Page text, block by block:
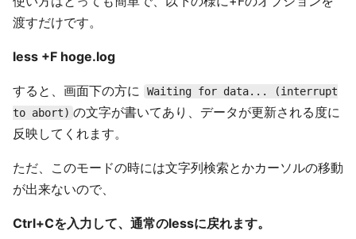
渡すだけです。
less +F hoge.log
すると、画面下の方に
Waiting for data... (interrupt
to abort) の文字が書いてあり、データが更新される度に
反映してくれます。
ただ、このモードの時には文字列検索とかカーソルの移動
が出来ないので、
Ctrl+Cを入力して、通常のlessに戻れます。